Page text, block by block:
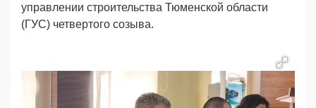
управлении строительства Тюменской области
(ГУС) четвертого созыва.